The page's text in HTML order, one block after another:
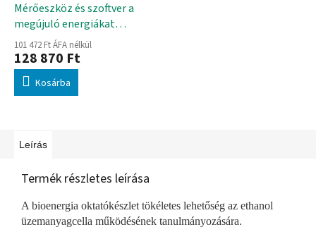
Mérőeszköz és szoftver a
megújuló energiákat
bemutató készletekhez
101 472 Ft ÁFA nélkül
128 870 Ft
Kosárba
Leírás
Termék részletes leírása
A bioenergia oktatókészlet tökéletes lehetőség az ethanol
üzemanyagcella működésének tanulmányozására.